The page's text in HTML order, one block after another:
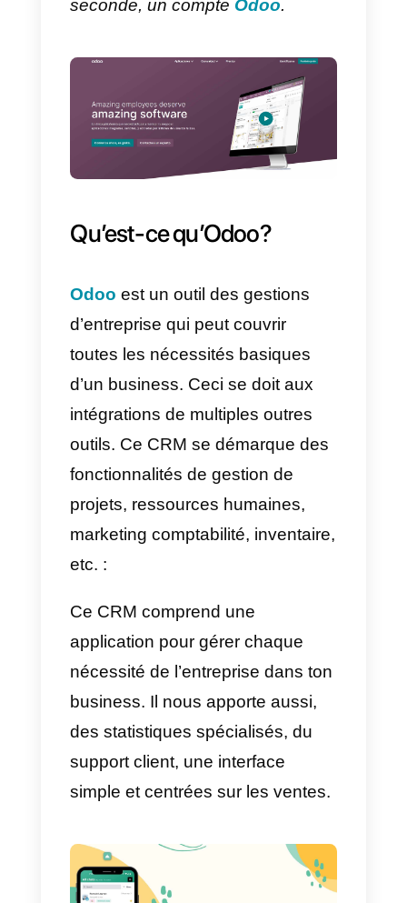
rapide, comment les entreprises
peuventrelierWhatsApp
en utilisant l’API Callbell
Pour que cela soit possible, vous
devez remplir deux conditions
d’avoir un compteCallbell
Qu’est-ce qu’Odoo?
Odoo est un outil des gestions
d’entreprise qui peut couvrir
toutes les nécessités basiques
d’un business. Ceci se doit aux
intégrations de multiples outres
fonctionnalités de gestion de
projets, ressources humaines,